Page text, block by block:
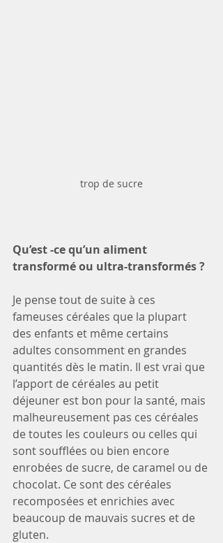
trop de sucre
Qu’est -ce qu’un aliment
transformé ou ultra-transformés ?
Je pense tout de suite à ces
fameuses céréales que la plupart
des enfants et même certains
adultes consomment en grandes
quantités dès le matin. Il est vrai que
l’apport de céréales au petit
déjeuner est bon pour la santé, mais
malheureusement pas ces céréales
de toutes les couleurs ou celles qui
sont soufflées ou bien encore
enrobées de sucre, de caramel ou de
chocolat. Ce sont des céréales
recomposées et enrichies avec
beaucoup de mauvais sucres et de
gluten.